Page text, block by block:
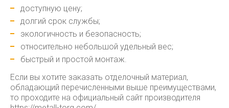
доступную цену;
долгий срок службы;
экологичность и безопасность;
относительно небольшой удельный вес;
быстрый и простой монтаж.
Если вы хотите заказать отделочный материал,
обладающий перечисленными выше преимуществами,
то проходите на официальный сайт производителя